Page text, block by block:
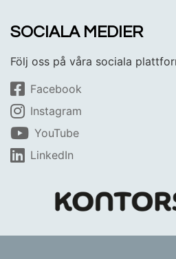
SOCIALA MEDIER
Följ oss på våra sociala
Facebook
Instagram
YouTube
LinkedIn